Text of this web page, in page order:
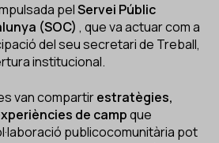
pelServei Públic
(SOC) , que va actuar com a
del seu secretari de Treball,
institucional.
van compartirestratègies,
de campque
publicocomunitària pot